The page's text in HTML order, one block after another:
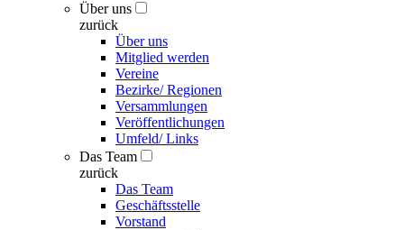
Über uns
zurück
Über uns
Mitglied werden
Vereine
Bezirke/ Regionen
Versammlungen
Veröffentlichungen
Umfeld/ Links
Das Team
zurück
Das Team
Geschäftsstelle
Vorstand